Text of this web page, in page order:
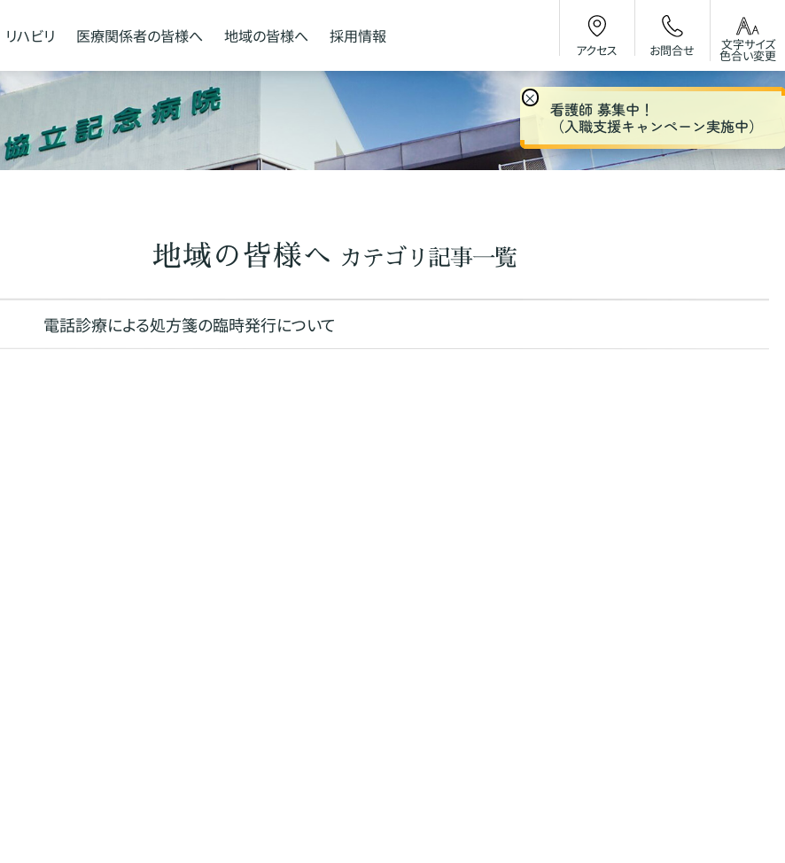
リハビリ 医療関係者の皆様へ 地域の皆様へ 採用情報
アクセス お問合せ 文字サイズ
色合い変更
地域の皆様へ カテゴリ記事一覧
電話診療による処方箋の臨時発行について
×
看護師 募集中！
（入職支援キャンペーン実施中）